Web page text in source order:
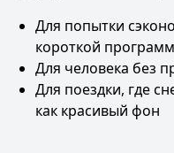
Для попытки
короткой
Для человека без
Для поездки, где
как красивый фон